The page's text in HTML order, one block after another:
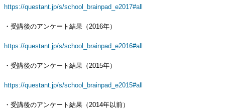
https://questant.jp/s/school_brainpad_e2017#all
・受講後のアンケート結果（2016年）
https://questant.jp/s/school_brainpad_e2016#all
・受講後のアンケート結果（2015年）
https://questant.jp/s/school_brainpad_e2015#all
・受講後のアンケート結果（2014年以前）